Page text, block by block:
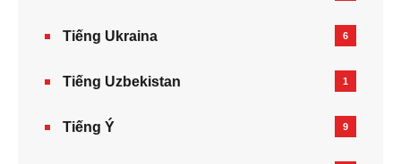
Tiếng Ukraina 6
Tiếng Uzbekistan 1
Tiếng Ý 9